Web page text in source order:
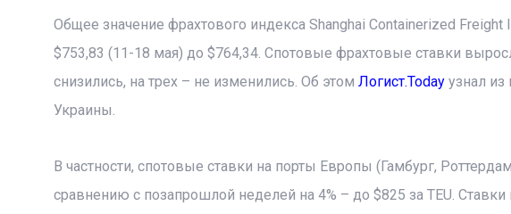
Общее значение фрахтового индекса Shanghai Containerized
$753,83 (11-18 мая) до $764,34. Спотовые фрахтовые ставки
снизились, на трех – не изменились. Об этом Логист.Todayузнал из
Украины.
В частности, спотовые ставки на порты Европы (Гамбург,
сравнению с позапрошлой неделей на 4% – до $825 за TEU.